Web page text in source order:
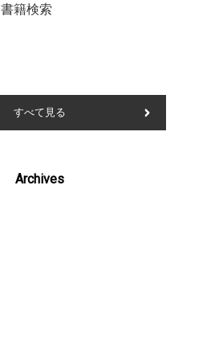
書籍検索
すべて見る
Archives